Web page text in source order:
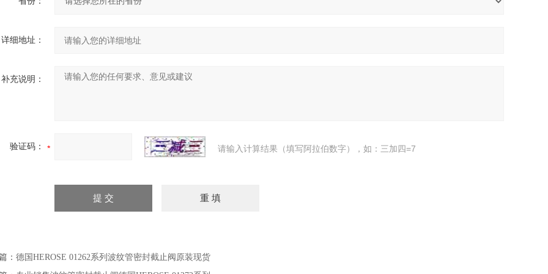
详细地址：
补充说明：
验证码： 请输入计算结果（填写阿拉伯数字），如：三加四=7
： 德国HEROSE 01262系列波纹管密封截止阀原装现货